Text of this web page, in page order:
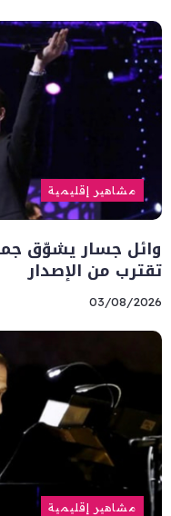
مشاهير إقليمية
وائل جسار يشوّق
تقترب من الإصدار
03/08/2026
مشاهير إقليمية